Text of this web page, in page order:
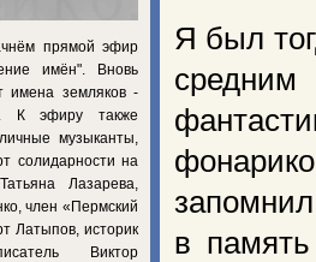
Я был
в
прямой эфир
имён". Вновь
имена земляков -
К эфиру также
музыканты,
солидарности на
Лазарева,
член «Пермский
Латыпов, историк
Виктор